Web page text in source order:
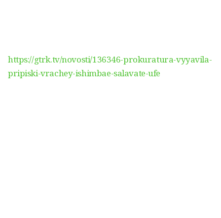
https://gtrk.tv/novosti/136346-prokuratura-vyyavila-
pripiski-vrachey-ishimbae-salavate-ufe